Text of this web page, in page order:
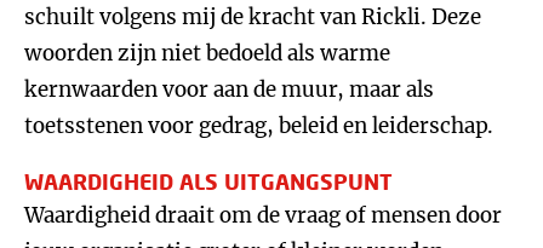
schuilt volgens mij de kracht van Rickli. Deze
woorden zijn niet bedoeld als warme
kernwaarden voor aan de muur, maar als
toetsstenen voor gedrag, beleid en leiderschap.
WAARDIGHEID ALS UITGANGSPUNT
Waardigheid draait om de vraag of mensen door